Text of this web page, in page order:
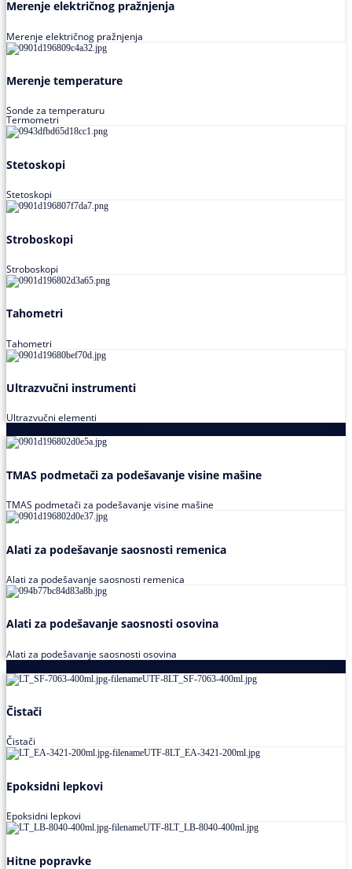
Merenje električnog pražnjenja
Merenje električnog pražnjenja
Merenje temperature
Sonde za temperaturu
Termometri
Stetoskopi
Stetoskopi
Stroboskopi
Stroboskopi
Tahometri
Tahometri
Ultrazvučni instrumenti
Ultrazvučni elementi
TMAS podmetači za podešavanje visine mašine
TMAS podmetači za podešavanje visine mašine
Alati za podešavanje saosnosti remenica
Alati za podešavanje saosnosti remenica
Alati za podešavanje saosnosti osovina
Alati za podešavanje saosnosti osovina
Čistači
Čistači
Epoksidni lepkovi
Epoksidni lepkovi
Hitne popravke